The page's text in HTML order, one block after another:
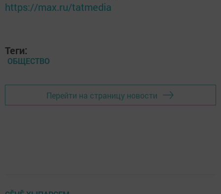
https://max.ru/tatmedia
Теги:
ОБЩЕСТВО
Перейти на страницу новости